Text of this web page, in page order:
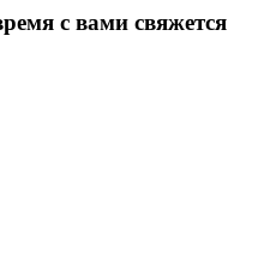
с вами свяжется